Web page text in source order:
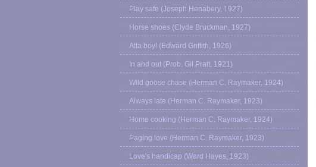
Play safe (Joseph Henabery, 1927)
Horse shoes (Clyde Bruckman, 1927)
Atta boy! (Edward Griffith, 1926)
In and out (Prob. Gil Pratt, 1921)
Wild goose chase (Herman C. Raymaker, 1924)
Always late (Herman C. Raymaker, 1923)
Home cooking (Herman C. Raymaker, 1924)
Paging love (Herman C. Raymaker, 1923)
Love's handicap (Ward Hayes, 1923)